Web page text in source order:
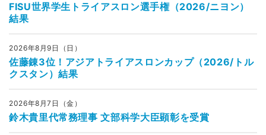
FISU世界学生トライアスロン選手権（2026/ニヨン）
結果
2026年8月9日（日）
佐藤錬3位！アジアトライアスロンカップ（2026/トル
クスタン）結果
2026年8月7日（金）
鈴木貴里代常務理事 文部科学大臣顕彰を受賞